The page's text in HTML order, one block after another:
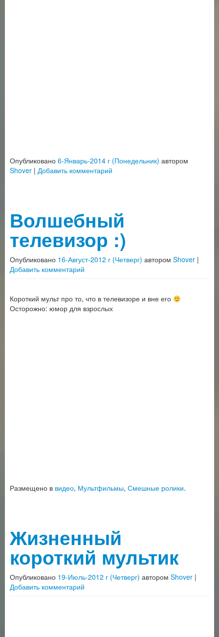
Опубликовано 6-Январь-2014 г (Понедельник) автором
Shover | Добавить комментарий
Волшебный
телевизор :)
Опубликовано 16-Август-2012 г (Четверг) автором Shover |
Добавить комментарий
Короткий мульт про то, что в телевизоре и вне его
Осторожно: юмор для взрослых
Размещено в видео, Мультфильмы, Смешные ролики.
Жизненный
короткий мультик
Опубликовано 19-Июль-2012 г (Четверг) автором Shover |
Добавить комментарий